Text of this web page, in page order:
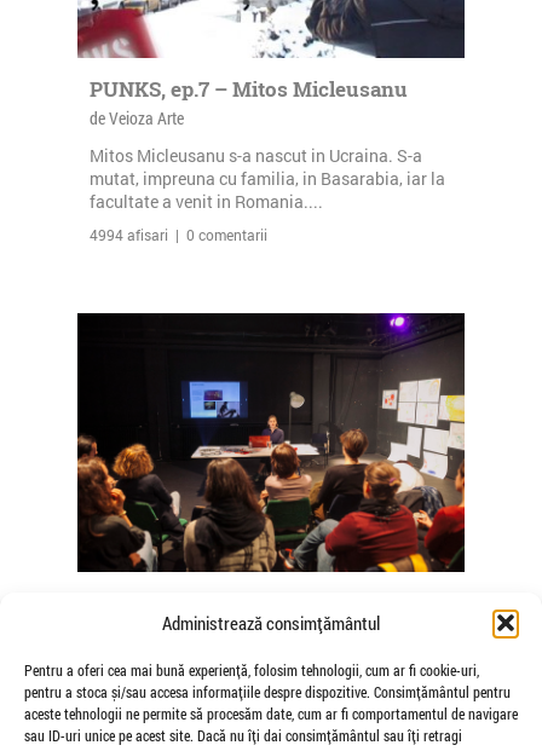
Administrează consimțământul
Pentru a oferi cea mai bună experiență, folosim tehnologii, cum ar fi cookie-uri,
pentru a stoca și/sau accesa informațiile despre dispozitive. Consimțământul pentru
aceste tehnologii ne permite să procesăm date, cum ar fi comportamentul de navigare
sau ID-uri unice pe acest site. Dacă nu îți dai consimțământul sau îți retragi
PUNKS, ep.7 – Mitos Micleusanu
de Veioza Arte
Mitos Micleusanu s-a nascut in Ucraina. S-a
mutat, impreuna cu familia, in Basarabia, iar la
facultate a venit in Romania....
4994 afisari | 0 comentarii
Somatice susținute de coregrafele
Mădălina Dan și Valentina De Piante
Niculae
de Veioza Arte